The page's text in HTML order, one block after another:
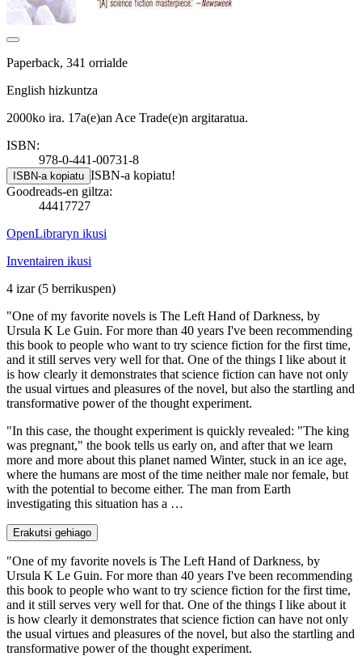
Paperback, 341 orrialde
English hizkuntza
2000ko ira. 17a(e)an Ace Trade(e)n argitaratua.
ISBN:
978-0-441-00731-8
ISBN-a kopiatu ISBN-a kopiatu!
Goodreads-en giltza:
44417727
OpenLibraryn ikusi
Inventairen ikusi
4 izar(5 berrikuspen)
"One of my favorite novels is The Left Hand of Darkness, by
Ursula K Le Guin. For more than 40 years I've been recommending
this book to people who want to try science fiction for the first time,
and it still serves very well for that. One of the things I like about it
is how clearly it demonstrates that science fiction can have not only
the usual virtues and pleasures of the novel, but also the startling and
transformative power of the thought experiment.
"In this case, the thought experiment is quickly revealed: "The king
was pregnant," the book tells us early on, and after that we learn
more and more about this planet named Winter, stuck in an ice age,
where the humans are most of the time neither male nor female, but
with the potential to become either. The man from Earth
investigating this situation has a …
Erakutsi gehiago
"One of my favorite novels is The Left Hand of Darkness, by
Ursula K Le Guin. For more than 40 years I've been recommending
this book to people who want to try science fiction for the first time,
and it still serves very well for that. One of the things I like about it
is how clearly it demonstrates that science fiction can have not only
the usual virtues and pleasures of the novel, but also the startling and
transformative power of the thought experiment.